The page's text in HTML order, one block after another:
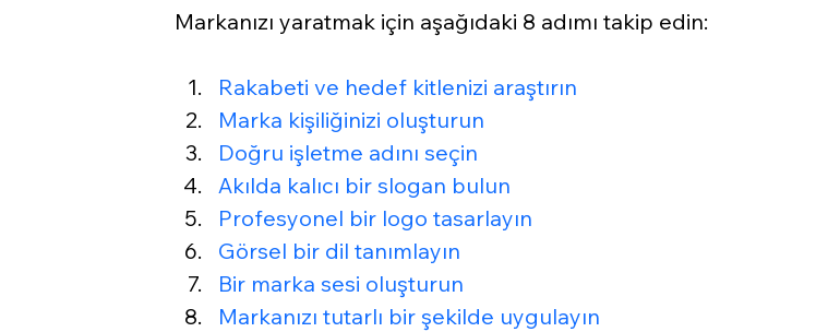
Markanızı yaratmak için aşağıdaki 8 adımı takip edin:
Rakabeti ve hedef kitlenizi araştırın
Marka kişiliğinizi oluşturun
Doğru işletme adını seçin
Akılda kalıcı bir slogan bulun
Profesyonel bir logo tasarlayın
Görsel bir dil tanımlayın
Bir marka sesi oluşturun
Markanızı tutarlı bir şekilde uygulayın